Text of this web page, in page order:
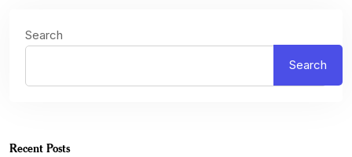
Search
Search
Recent Posts